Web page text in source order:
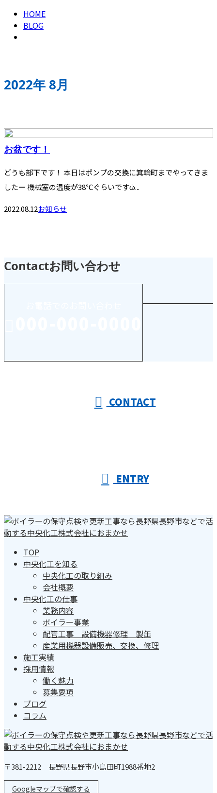
HOME
BLOG
2022年 8月
お盆です！
どうも部下です！ 本日はポンプの交換に箕輪町までやってきま
したー 機械室の温度が38℃ぐらいですὡ...
2022.08.12お知らせ
Contactお問い合わせ
CONTACT
ENTRY
TOP
中央化工を知る
中央化工の取り組み
会社概要
中央化工の仕事
業務内容
ボイラー事業
配管工事 設備機器修理 製缶
産業用機器設備販売、交換、修理
施工実績
採用情報
働く魅力
募集要項
ブログ
コラム
〒381-2212 長野県長野市小島田町1988番地2
Googleマップで確認する